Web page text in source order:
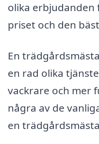
olika erbjudanden
priset och den
En
en rad olika
vackrare och mer
några av de
en